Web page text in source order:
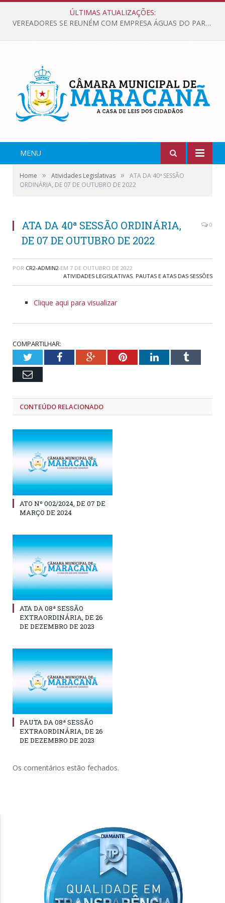
ÚLTIMAS ATUALIZAÇÕES:
VEREADORES SE REUNÉM COM EMPRESA ÁGUAS DO PARÁ, PARA APRESENTAR REIVINDICAÇÕES E MELHORIAS NA QUALIDADE DOS SERVIÇOS OFERECIDOS Á POPULAÇÃO.
MENU
Home » Atividades Legislativas »
ATA DA 40ª SESSÃO
ORDINÁRIA, DE 07 DE OUTUBRO DE 2022
ATA DA 40ª SESSÃO ORDINÁRIA,
DE 07 DE OUTUBRO DE 2022
0
POR CR2-ADMIN2 EM 7 DE OUTUBRO DE 2022
ATIVIDADES LEGISLATIVAS, PAUTAS E ATAS DAS SESSÕES
Clique aqui para visualizar
COMPARTILHAR:
TwitterFacebookGoogle+PinterestLinkedInTumblr
Email
CONTEÚDO RELACIONADO
ATO Nº 002/2024, DE 07 DE
MARÇO DE 2024
ATA DA 08ª SESSÃO
EXTRAORDINÁRIA, DE 26
DE DEZEMBRO DE 2023
PAUTA DA 08ª SESSÃO
EXTRAORDINÁRIA, DE 26
DE DEZEMBRO DE 2023
Os comentários estão fechados.